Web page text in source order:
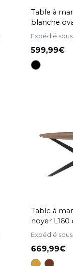
Table à
blanche
Expédié
599,99
Table à
noyer L160
Expédié
669,99